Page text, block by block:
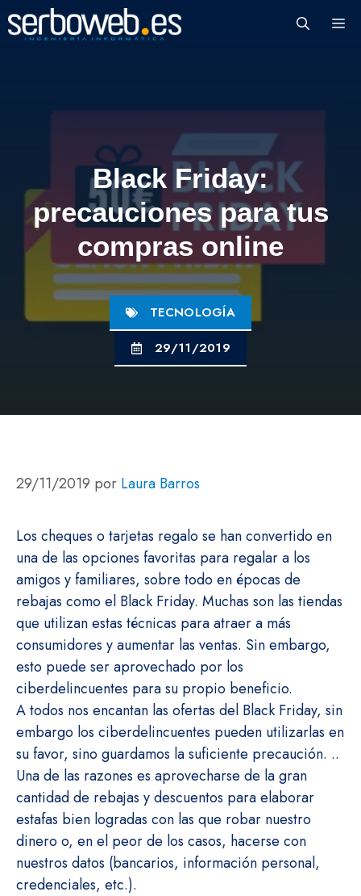
Saltar
al
Black Friday:
precauciones para tus
compras online
TECNOLOGÍA
29/11/2019
29/11/2019 por Laura Barros
Los cheques o tarjetas regalo se han convertido en
una de las opciones favoritas para regalar a los
amigos y familiares, sobre todo en épocas de
rebajas como el Black Friday. Muchas son las tiendas
que utilizan estas técnicas para atraer a más
consumidores y aumentar las ventas. Sin embargo,
esto puede ser aprovechado por los
ciberdelincuentes para su propio beneficio.
A todos nos encantan las ofertas del Black Friday, sin
embargo los ciberdelincuentes pueden utilizarlas en
su favor, sino guardamos la suficiente precaución. ..
Una de las razones es aprovecharse de la gran
cantidad de rebajas y descuentos para elaborar
estafas bien logradas con las que robar nuestro
dinero o, en el peor de los casos, hacerse con
nuestros datos (bancarios, información personal,
credenciales, etc.).